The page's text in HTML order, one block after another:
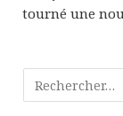
tourné une